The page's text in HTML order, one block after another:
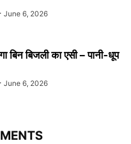
June 6, 2026
बिन बिजली का एसी – पानी-धूप
June 6, 2026